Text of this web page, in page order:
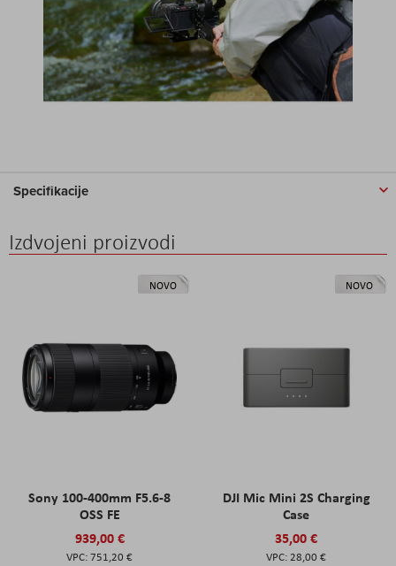
Specifikacije
Izdvojeni proizvodi
NOVO
Sony 100-400mm F5.6-8
OSS FE
939,00 €
751,20 €
NOVO
DJI Mic Mini 2S Charging
Case
35,00 €
28,00 €